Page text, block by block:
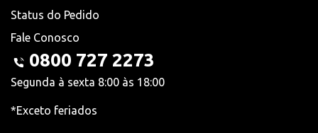
Status do Pedido
Fale Conosco
0800 727 2273
Segunda à sexta 8:00 às 18:00
*Exceto feriados